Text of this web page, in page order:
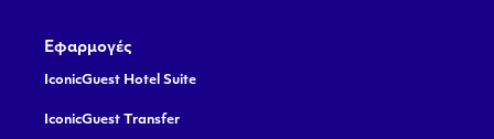
Εφαρμογές
IconicGuest Hotel Suite
IconicGuest Transfer